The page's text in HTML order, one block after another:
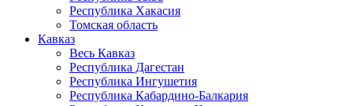
Республика Хакасия
Томская область
Кавказ
Весь Кавказ
Республика Дагестан
Республика Ингушетия
Республика Кабардино-Балкария